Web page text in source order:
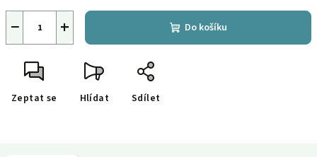
+
− Do košíku
Zeptat se Hlídat Sdílet